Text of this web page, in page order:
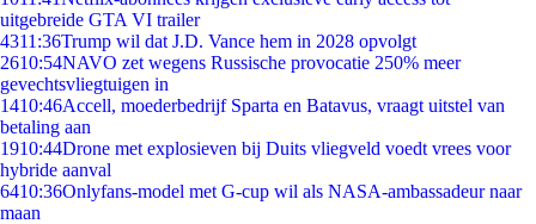
uitgebreide GTA VI trailer
4311:36Trump wil dat J.D. Vance hem in 2028 opvolgt
2610:54NAVO zet wegens Russische provocatie 250% meer
gevechtsvliegtuigen in
1410:46Accell, moederbedrijf Sparta en Batavus, vraagt uitstel van
betaling aan
1910:44Drone met explosieven bij Duits vliegveld voedt vrees voor
hybride aanval
6410:36Onlyfans-model met G-cup wil als NASA-ambassadeur naar
maan